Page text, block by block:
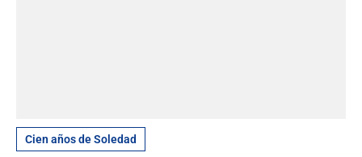
Cien años de Soledad